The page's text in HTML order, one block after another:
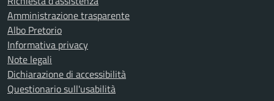
Amministrazione trasparente
Albo Pretorio
Informativa privacy
Note legali
Dichiarazione di accessibilità
Questionario sull'usabilità